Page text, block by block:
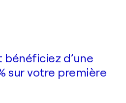
bénéficiez d’une
sur votre première